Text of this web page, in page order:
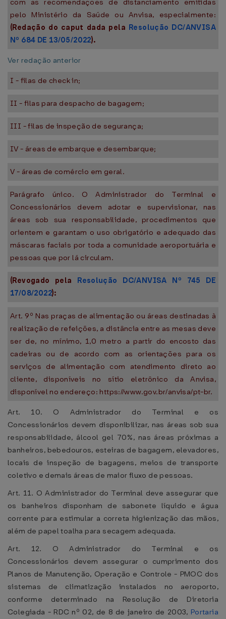
com as recomendações de distanciamento emitidas
pelo Ministério da Saúde ou Anvisa, especialmente:
(Redação do caput dada pela Resolução DC/ANVISA
Nº 684 DE 13/05/2022).
Ver redação anterior
I - filas de check in;
II - filas para despacho de bagagem;
III - filas de inspeção de segurança;
IV - áreas de embarque e desembarque;
V - áreas de comércio em geral.
Parágrafo único. O Administrador do Terminal e
Concessionários devem adotar e supervisionar, nas
áreas sob sua responsabilidade, procedimentos que
orientem e garantam o uso obrigatório e adequado das
máscaras faciais por toda a comunidade aeroportuária e
pessoas que por lá circulam.
(Revogado pela Resolução DC/ANVISA Nº 745 DE
17/08/2022):
Art. 9º Nas praças de alimentação ou áreas destinadas à
realização de refeições, a distância entre as mesas deve
ser de, no mínimo, 1,0 metro a partir do encosto das
cadeiras ou de acordo com as orientações para os
serviços de alimentação com atendimento direto ao
cliente, disponíveis no sítio eletrônico da Anvisa,
disponível no endereço: https://www.gov.br/anvisa/pt-br.
Art. 10. O Administrador do Terminal e os
Concessionários devem disponibilizar, nas áreas sob sua
responsabilidade, álcool gel 70%, nas áreas próximas a
banheiros, bebedouros, esteiras de bagagem, elevadores,
locais de inspeção de bagagens, meios de transporte
coletivo e demais áreas de maior fluxo de pessoas.
Art. 11. O Administrador do Terminal deve assegurar que
os banheiros disponham de sabonete líquido e água
corrente para estimular a correta higienização das mãos,
além de papel toalha para secagem adequada.
Art. 12. O Administrador do Terminal e os
Concessionários devem assegurar o cumprimento dos
Planos de Manutenção, Operação e Controle - PMOC dos
sistemas de climatização instalados no aeroporto,
conforme determinado na Resolução de Diretoria
Colegiada - RDC nº 02, de 8 de janeiro de 2003, Portaria